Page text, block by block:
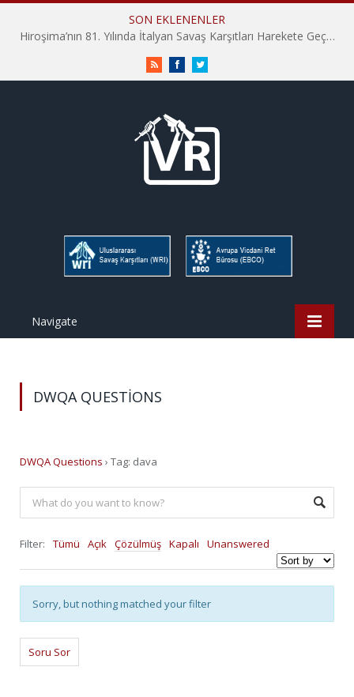
SON EKLENENLER
Hiroşima’nın 81. Yılında İtalyan Savaş Karşıtları Harekete Geçti: “Hatırlamak yeterli değil”
RSS FacebookTwitter
Navigate
DWQA QUESTIONS
DWQA Questions › Tag: dava
Filter: Tümü Açık Çözülmüş Kapalı Unanswered
Sorry, but nothing matched your filter
Soru Sor